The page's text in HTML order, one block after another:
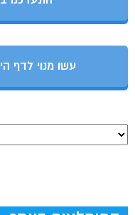
עשו מנוי לדף